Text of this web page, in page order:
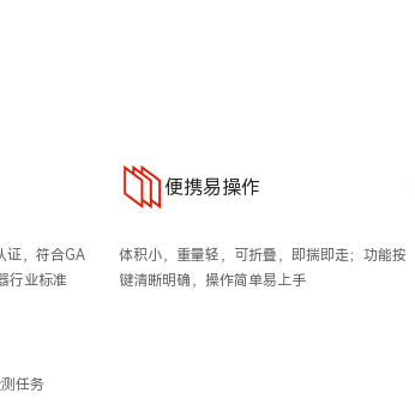
证，符合GA
行业标准
便携易操作
体积小，重量轻，可折叠，即揣即走；功能按
键清晰明确，操作简单易上手
任务